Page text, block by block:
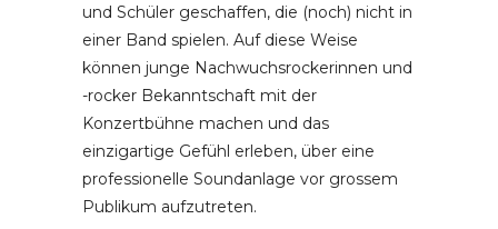
und Schüler geschaffen, die (noch) nicht in
einer Band spielen. Auf diese Weise
können junge Nachwuchsrockerinnen und
-rocker Bekanntschaft mit der
Konzertbühne machen und das
einzigartige Gefühl erleben, über eine
professionelle Soundanlage vor grossem
Publikum aufzutreten.